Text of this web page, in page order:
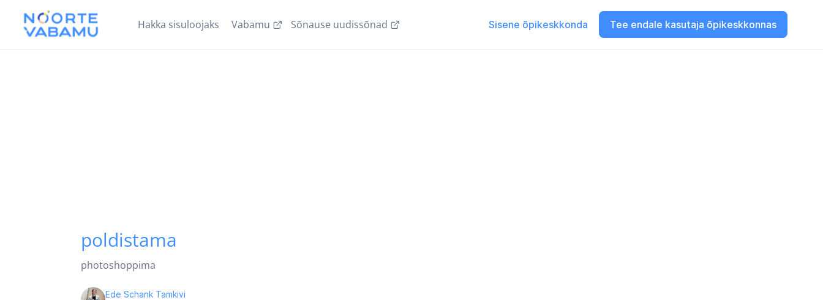
Hakka sisuloojaks Vabamu Sõnause uudissõnad Sisene õpikeskkonda Tee endale kasutaja õpikeskkonnas
poldistama
photoshoppima
Ede Schank Tamkivi